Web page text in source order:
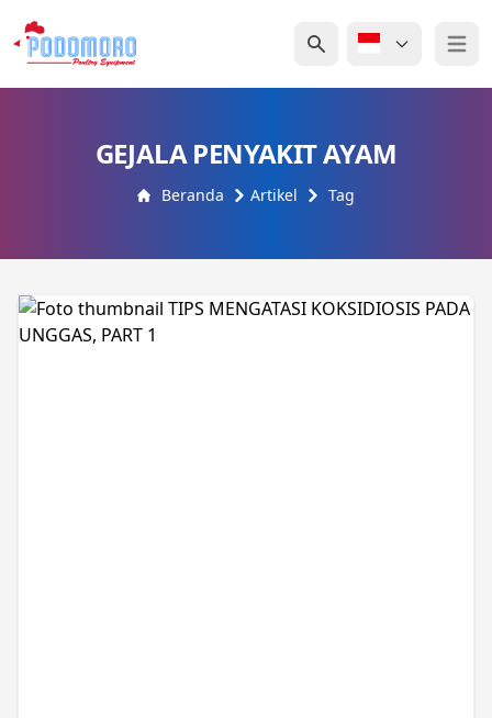
Open
GEJALA PENYAKIT AYAM
Beranda Artikel Tag